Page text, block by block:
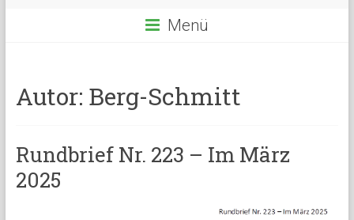
Menü
Autor: Berg-Schmitt
Rundbrief Nr. 223 – Im März
2025